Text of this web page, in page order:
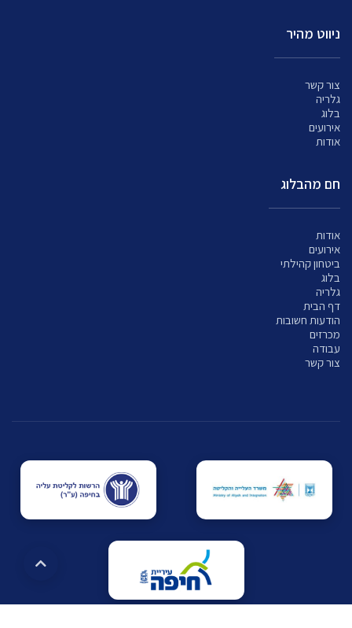
ניווט מהיר
צור קשר
גלריה
בלוג
אירועים
אודות
חם מהבלוג
אודות
אירועים
ביטחון קהילתי
בלוג
גלריה
דף הבית
הודעות חשובות
מכרזים
עבודה
צור קשר